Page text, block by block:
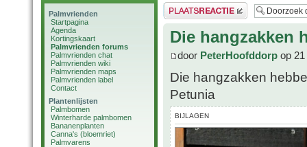
Palmvrienden
Startpagina
Agenda
Kortingskaart
Palmvrienden forums
Palmvrienden chat
Palmvrienden wiki
Palmvrienden maps
Palmvrienden label
Contact
Plantenlijsten
Palmbomen
Winterharde palmbomen
Bananenplanten
Canna's (bloemriet)
Palmvarens
Plaats een reactie
Die hangzakken
door PeterHoofddorp op
Die hangzakken
Petunia
BIJLAGEN